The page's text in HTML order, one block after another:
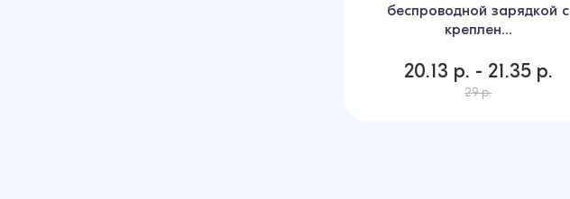
беспроводной зарядкой с
креплен...
20.13 р. - 21.35 р.
29 р.